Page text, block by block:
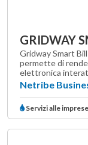
GRIDWAY
Gridway Smart
permette di
elettronica
Netribe
Servizi alle